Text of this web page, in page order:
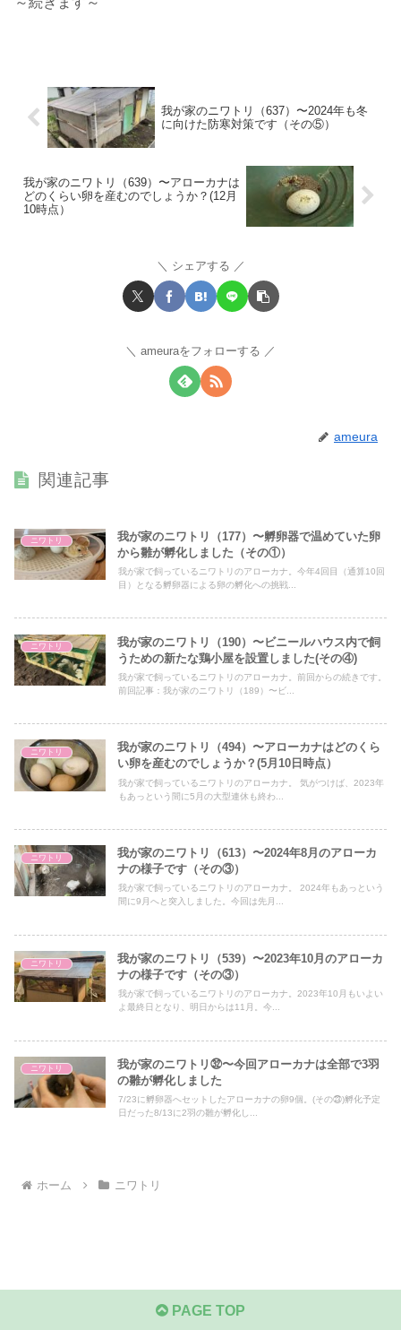
我が家のニワトリ（637）〜2024年も冬
に向けた防寒対策です（その⑤）
我が家のニワトリ（639）〜アローカナは
どのくらい卵を産むのでしょうか？(12月
10時点）
シェアする
ameuraをフォローする
ameura
関連記事
ニワトリ
我が家のニワトリ（177）〜孵卵器で温めていた卵
から雛が孵化しました（その①）
我が家で飼っているニワトリのアローカナ。今年4回目（通算10回
目）となる孵卵器による卵の孵化への挑戦...
ニワトリ
我が家のニワトリ（190）〜ビニールハウス内で飼
うための新たな鶏小屋を設置しました(その④)
我が家で飼っているニワトリのアローカナ。前回からの続きです。
前回記事：我が家のニワトリ（189）〜ビ...
ニワトリ
我が家のニワトリ（494）〜アローカナはどのくら
い卵を産むのでしょうか？(5月10日時点）
我が家で飼っているニワトリのアローカナ。 気がつけば、2023年
もあっという間に5月の大型連休も終わ...
ニワトリ
我が家のニワトリ（613）〜2024年8月のアローカ
ナの様子です（その③）
我が家で飼っているニワトリのアローカナ。 2024年もあっという
間に9月へと突入しました。今回は先月...
ニワトリ
我が家のニワトリ（539）〜2023年10月のアローカ
ナの様子です（その③）
我が家で飼っているニワトリのアローカナ。2023年10月もいよい
よ最終日となり、明日からは11月。今...
ニワトリ
我が家のニワトリ㉜〜今回アローカナは全部で3羽
の雛が孵化しました
7/23に孵卵器へセットしたアローカナの卵9個。(その㉓)孵化予定
日だった8/13に2羽の雛が孵化し...
ホーム ニワトリ
PAGE TOP